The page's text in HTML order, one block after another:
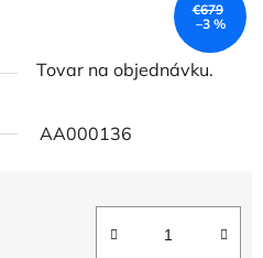
Tovar na objednávku.
AA000136
€679
–3 %